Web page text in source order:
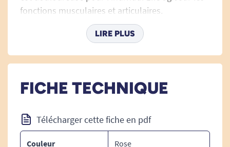
fonctions musculaires et articulaires.
Elle décongestionne car elle favorise le
La bande extensible est fortement utilisée par
les professionnels de la santé comme les
kinésithérapeutes.
LIRE PLUS
FICHE TECHNIQUE
Télécharger cette fiche en pdf
Couleur Rose